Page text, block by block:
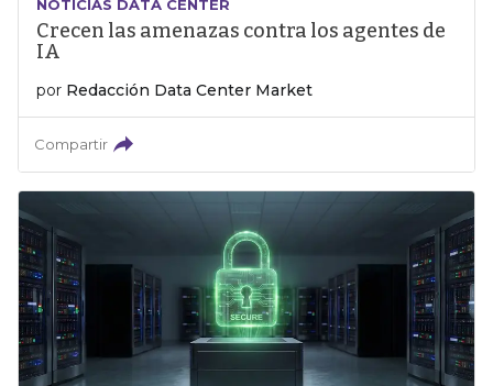
NOTICIAS DATA CENTER
Crecen las amenazas contra los agentes de
IA
por Redacción Data Center Market
Compartir